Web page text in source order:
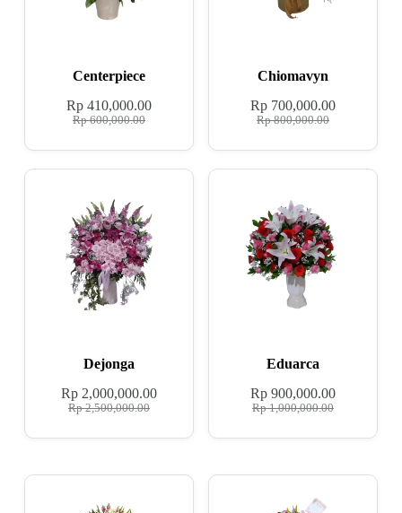
Centerpiece
Rp600,000.00
Rp410,000.00
Chiomavyn
Rp800,000.00
Rp 700,000.00
Dejonga
Rp2,500,000.00
Rp2,000,000.00
Eduarca
Rp1,000,000.00
Rp 900,000.00